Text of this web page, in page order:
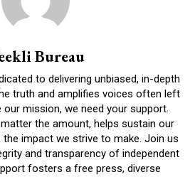
Bureau
to delivering unbiased, in-depth
truth and amplifies voices often left
our mission, we need your support.
the amount, helps sustain our
the impact we strive to make. Join us
and transparency of independent
fosters a free press, diverse